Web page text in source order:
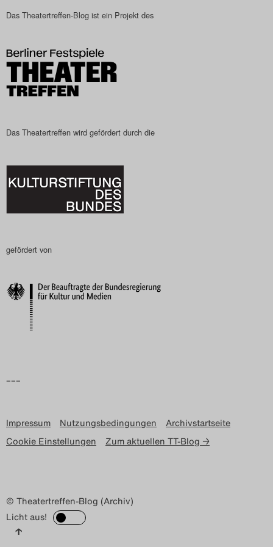
Das Theatertreffen-Blog
Das Theatertreffen-Blog
Das Theatertreffen-Blog
Das Theatertreffen-Blog
Archiv
Search
Das Theatertreffen-Blog ist ein Projekt des
Das Theatertreffen wird gefördert durch die
gefördert von
–––
Impressum Nutzungsbedingungen
Archivstartseite
Cookie Einstellungen
Zum aktuellen TT-Blog →
© Theatertreffen-Blog (Archiv)
Licht aus!
↑